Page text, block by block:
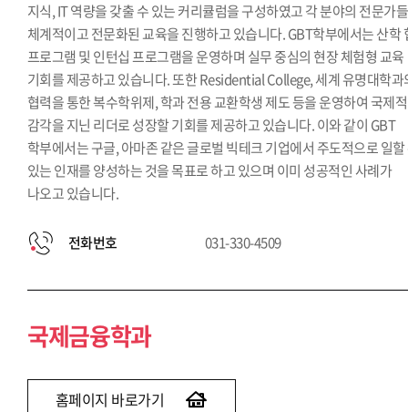
지식, IT 역량을 갖출 수 있는 커리큘럼을 구성하였고 각 분야의 전문가
체계적이고 전문화된 교육을 진행하고 있습니다. GBT학부에서는 산학
프로그램 및 인턴십 프로그램을 운영하며 실무 중심의 현장 체험형 교육
기회를 제공하고 있습니다. 또한 Residential College, 세계 유명대학과
협력을 통한 복수학위제, 학과 전용 교환학생 제도 등을 운영하여 국제적
감각을 지닌 리더로 성장할 기회를 제공하고 있습니다. 이와 같이 GBT
학부에서는 구글, 아마존 같은 글로벌 빅테크 기업에서 주도적으로 일
있는 인재를 양성하는 것을 목표로 하고 있으며 이미 성공적인 사례가
나오고 있습니다.
전화번호 031-330-4509
국제금융학과
홈페이지 바로가기